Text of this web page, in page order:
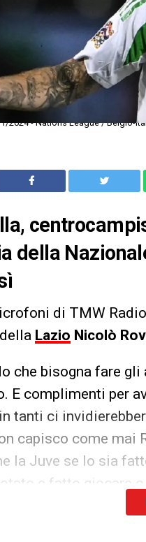
2024 - Nations League / Belgio-
della
di TMW
Lazio Nicolò
che bisogna fare gli
E complimenti per
tanti ci
capisco come mai
la Juve se lo sia
e fatto giocare